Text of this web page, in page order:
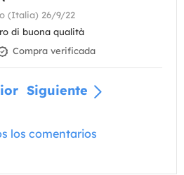
(Italia) 26/9/22
di buona qualità
Compra verificada
Siguiente
los comentarios